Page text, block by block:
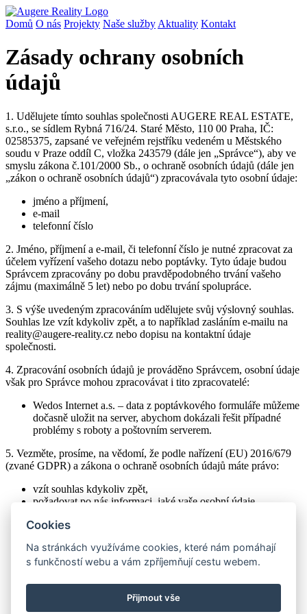
Domů O nás Projekty Naše služby Aktuality Kontakt
Zásady ochrany osobních
údajů
1. Udělujete tímto souhlas společnosti AUGERE REAL ESTATE,
s.r.o., se sídlem Rybná 716/24. Staré Město, 110 00 Praha, IČ:
02585375, zapsané ve veřejném rejstříku vedeném u Městského
soudu v Praze oddíl C, vložka 243579 (dále jen „Správce“), aby ve
smyslu zákona č.101/2000 Sb., o ochraně osobních údajů (dále jen
„zákon o ochraně osobních údajů“) zpracovávala tyto osobní údaje:
jméno a příjmení,
e-mail
telefonní číslo
2. Jméno, příjmení a e-mail, či telefonní číslo je nutné zpracovat za
účelem vyřízení vašeho dotazu nebo poptávky. Tyto údaje budou
Správcem zpracovány po dobu pravděpodobného trvání vašeho
zájmu (maximálně 5 let) nebo po dobu trvání spolupráce.
3. S výše uvedeným zpracováním udělujete svůj výslovný souhlas.
Souhlas lze vzít kdykoliv zpět, a to například zasláním e-mailu na
reality@augere-reality.cz nebo dopisu na kontaktní údaje
společnosti.
4. Zpracování osobních údajů je prováděno Správcem, osobní údaje
však pro Správce mohou zpracovávat i tito zpracovatelé:
Wedos Internet a.s. – data z poptávkového formuláře můžeme
dočasně uložit na server, abychom dokázali řešit případné
problémy s roboty a poštovním serverem.
5. Vezměte, prosíme, na vědomí, že podle nařízení (EU) 2016/679
(zvané GDPR) a zákona o ochraně osobních údajů máte právo:
vzít souhlas kdykoliv zpět,
požadovat po nás informaci, jaké vaše osobní údaje
požadovat po nás vysvětlení ohledně zpracování osobních
vyžádat si u nás přístup k těmto údajům a tyto nechat
aktualizovat nebo opravit,
v případě pochybností o dodržování povinností souvisejících
se zpracováním osobních údajů obrátit se na nás nebo na
Cookies
Na stránkách využíváme cookies, které nám pomáhají
s funkčností webu a vám zpříjemňují cestu webem.
Přijmout vše